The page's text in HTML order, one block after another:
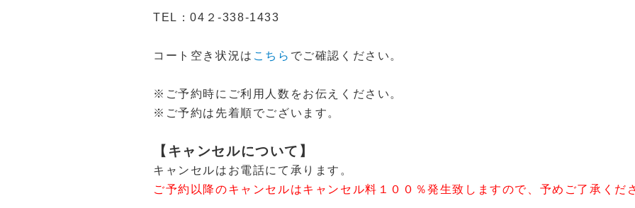
TEL：04２-338-1433
コート空き状況は こちら でご確認ください。
※ご予約時にご利用人数をお伝えください。
※ご予約は先着順でございます。
【キャンセルについて】
キャンセルはお電話にて承ります。
ご予約以降のキャンセルはキャンセル料１００％発生致しますので、予めご了承くだ